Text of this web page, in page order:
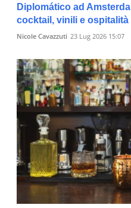
Diplomático ad
cocktail, vinili e ospitalità
Nicole Cavazzuti 23 Lug 2026 15:07